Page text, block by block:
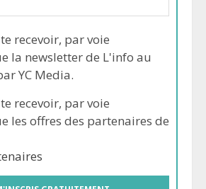
recevoir, par voie
la newsletter de L'info au
YC Media.
recevoir, par voie
les offres des partenaires de